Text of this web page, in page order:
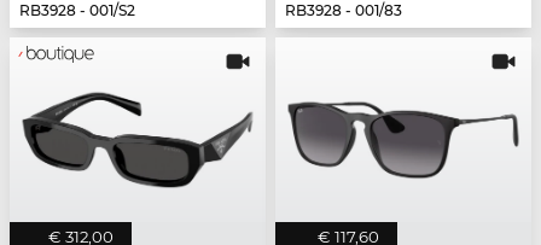
RB3928 - 001/S2
RB3928 - 001/83
€ 312,00 € 117,60